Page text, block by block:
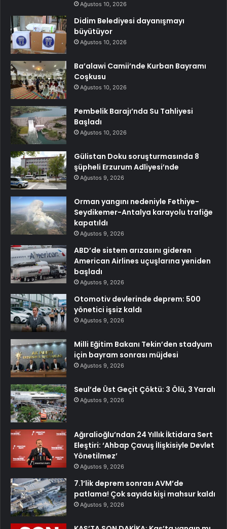
Ağustos 10, 2026
Didim Belediyesi dayanışmayı
büyütüyor
Ağustos 10, 2026
Ba’alawi Camii’nde Kurban Bayramı
Coşkusu
Ağustos 10, 2026
Pembelik Barajı’nda Su Tahliyesi
Başladı
Ağustos 10, 2026
Gülistan Doku soruşturmasında 8
şüpheli Erzurum Adliyesi’nde
Ağustos 9, 2026
Orman yangını nedeniyle Fethiye-
Seydikemer-Antalya karayolu trafiğe
kapatıldı
Ağustos 9, 2026
ABD’de sistem arızasını gideren
American Airlines uçuşlarına yeniden
başladı
Ağustos 9, 2026
Otomotiv devlerinde deprem: 500
yönetici işsiz kaldı
Ağustos 9, 2026
Milli Eğitim Bakanı Tekin’den stadyum
için bayram sonrası müjdesi
Ağustos 9, 2026
Seul’de Üst Geçit Çöktü: 3 Ölü, 3 Yaralı
Ağustos 9, 2026
Ağıralioğlu’ndan 24 Yıllık İktidara Sert
Eleştiri: ‘Ahbap Çavuş İlişkisiyle Devlet
Yönetilmez’
Ağustos 9, 2026
7.1’lik deprem sonrası AVM’de
patlama! Çok sayıda kişi mahsur kaldı
Ağustos 9, 2026